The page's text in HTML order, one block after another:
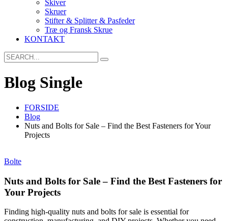
Skiver
Skruer
Stifter & Splitter & Pasfeder
Træ og Fransk Skrue
KONTAKT
Search
for:
Blog Single
FORSIDE
Blog
Nuts and Bolts for Sale – Find the Best Fasteners for Your
Projects
Bolte
Nuts and Bolts for Sale – Find the Best Fasteners for
Your Projects
Finding high-quality nuts and bolts for sale is essential for